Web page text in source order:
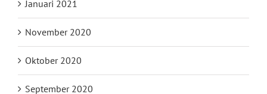
Januari 2021
November 2020
Oktober 2020
September 2020